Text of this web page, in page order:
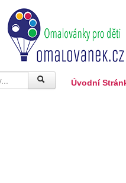
Úvodní